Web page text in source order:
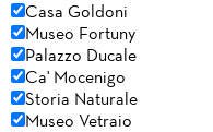
Casa Goldoni
Museo Fortuny
Palazzo Ducale
Ca' Mocenigo
Storia Naturale
Museo Vetraio